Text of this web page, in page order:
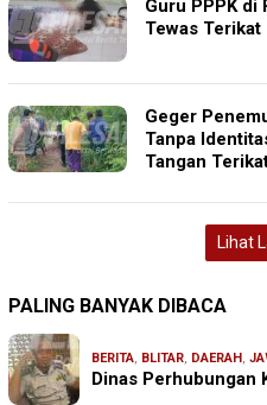
Guru PPPK di
Tewas
Geger
Tanpa
Tangan
Lihat
PALING BANYAK DIBACA
BERITA, BLITAR, DAERAH ,
Dinas Perhubungan